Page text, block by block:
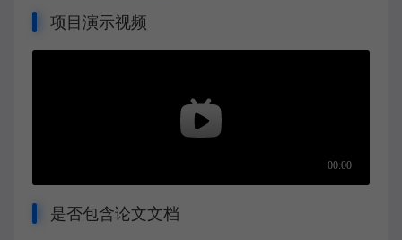
项目演示视频
是否包含论文文档